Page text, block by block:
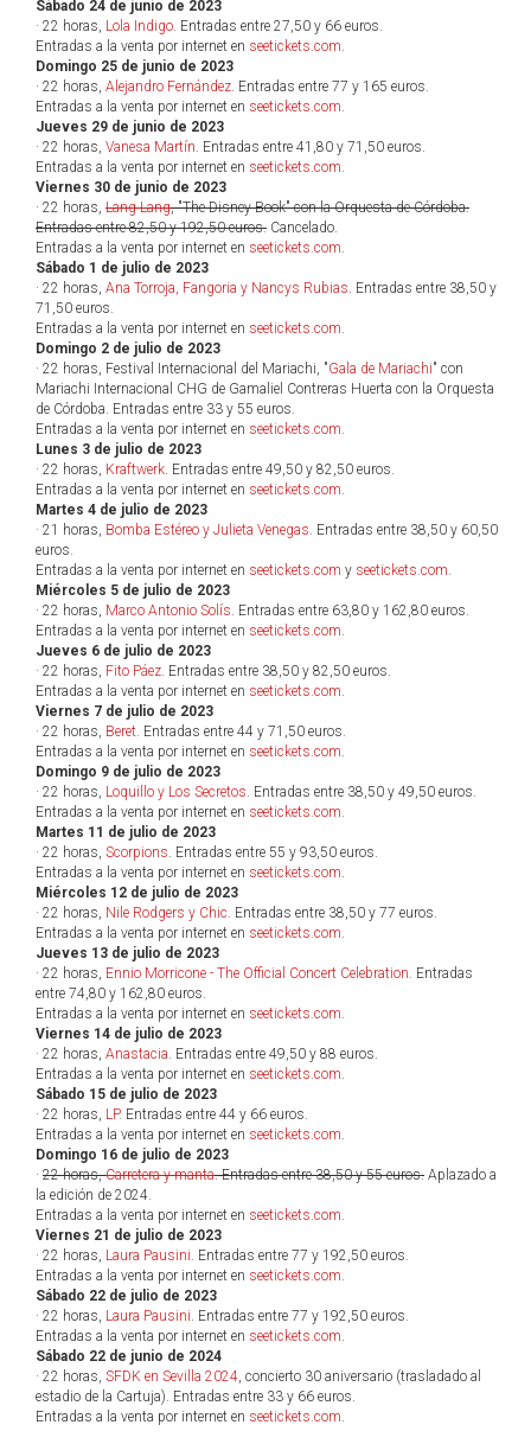
Sábado 24 de junio de 2023
· 22 horas, Lola Indigo. Entradas entre 27,50 y 66 euros.
Entradas a la venta por internet en seetickets.com.
Domingo 25 de junio de 2023
· 22 horas, Alejandro Fernández. Entradas entre 77 y 165 euros.
Entradas a la venta por internet en seetickets.com.
Jueves 29 de junio de 2023
· 22 horas, Vanesa Martín. Entradas entre 41,80 y 71,50 euros.
Entradas a la venta por internet en seetickets.com.
Viernes 30 de junio de 2023
· 22 horas, Lang Lang, "The Disney Book" con la Orquesta de Córdoba.
Entradas entre 82,50 y 192,50 euros. Cancelado.
Entradas a la venta por internet en seetickets.com.
Sábado 1 de julio de 2023
· 22 horas, Ana Torroja, Fangoria y Nancys Rubias. Entradas entre 38,50 y
71,50 euros.
Entradas a la venta por internet en seetickets.com.
Domingo 2 de julio de 2023
· 22 horas, Festival Internacional del Mariachi, "Gala de Mariachi" con
Mariachi Internacional CHG de Gamaliel Contreras Huerta con la Orquesta
de Córdoba. Entradas entre 33 y 55 euros.
Entradas a la venta por internet en seetickets.com.
Lunes 3 de julio de 2023
· 22 horas, Kraftwerk. Entradas entre 49,50 y 82,50 euros.
Entradas a la venta por internet en seetickets.com.
Martes 4 de julio de 2023
· 21 horas, Bomba Estéreo y Julieta Venegas. Entradas entre 38,50 y 60,50
euros.
Entradas a la venta por internet en seetickets.com y seetickets.com.
Miércoles 5 de julio de 2023
· 22 horas, Marco Antonio Solís. Entradas entre 63,80 y 162,80 euros.
Entradas a la venta por internet en seetickets.com.
Jueves 6 de julio de 2023
· 22 horas, Fito Páez. Entradas entre 38,50 y 82,50 euros.
Entradas a la venta por internet en seetickets.com.
Viernes 7 de julio de 2023
· 22 horas, Beret. Entradas entre 44 y 71,50 euros.
Entradas a la venta por internet en seetickets.com.
Domingo 9 de julio de 2023
· 22 horas, Loquillo y Los Secretos. Entradas entre 38,50 y 49,50 euros.
Entradas a la venta por internet en seetickets.com.
Martes 11 de julio de 2023
· 22 horas, Scorpions. Entradas entre 55 y 93,50 euros.
Entradas a la venta por internet en seetickets.com.
Miércoles 12 de julio de 2023
· 22 horas, Nile Rodgers y Chic. Entradas entre 38,50 y 77 euros.
Entradas a la venta por internet en seetickets.com.
Jueves 13 de julio de 2023
· 22 horas, Ennio Morricone - The Official Concert Celebration. Entradas
entre 74,80 y 162,80 euros.
Entradas a la venta por internet en seetickets.com.
Viernes 14 de julio de 2023
· 22 horas, Anastacia. Entradas entre 49,50 y 88 euros.
Entradas a la venta por internet en seetickets.com.
Sábado 15 de julio de 2023
· 22 horas, LP. Entradas entre 44 y 66 euros.
Entradas a la venta por internet en seetickets.com.
Domingo 16 de julio de 2023
· 22 horas,Carretera y manta. Entradas entre 38,50 y 55 euros. Aplazado a
la edición de 2024.
Entradas a la venta por internet en seetickets.com.
Viernes 21 de julio de 2023
· 22 horas, Laura Pausini. Entradas entre 77 y 192,50 euros.
Entradas a la venta por internet en seetickets.com.
Sábado 22 de julio de 2023
· 22 horas, Laura Pausini. Entradas entre 77 y 192,50 euros.
Entradas a la venta por internet en seetickets.com.
Sábado 22 de junio de 2024
· 22 horas, SFDK en Sevilla 2024, concierto 30 aniversario (trasladado al
estadio de la Cartuja). Entradas entre 33 y 66 euros.
Entradas a la venta por internet en seetickets.com.